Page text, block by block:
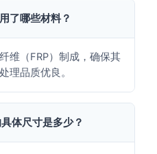
了哪些材料？
维（FRP）制成，确保其
理品质优良。
体尺寸是多少？